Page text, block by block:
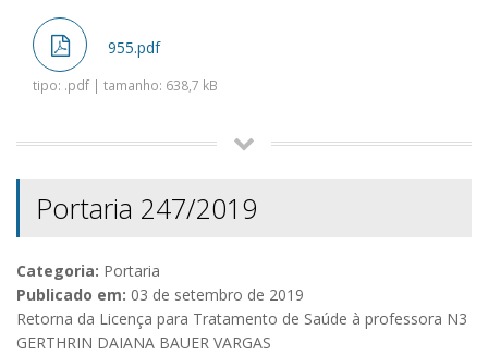
955.pdf
tipo: .pdf | tamanho: 638,7 kB
Portaria 247/2019
Categoria: Portaria
Publicado em: 03 de setembro de 2019
Retorna da Licença para Tratamento de Saúde à professora N3
GERTHRIN DAIANA BAUER VARGAS